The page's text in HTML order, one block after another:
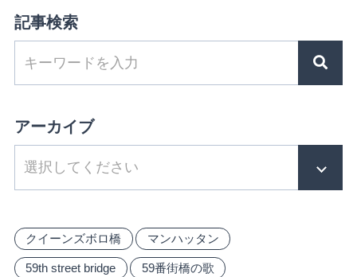
記事検索
アーカイブ
クイーンズボロ橋 マンハッタン
59th street bridge 59番街橋の歌